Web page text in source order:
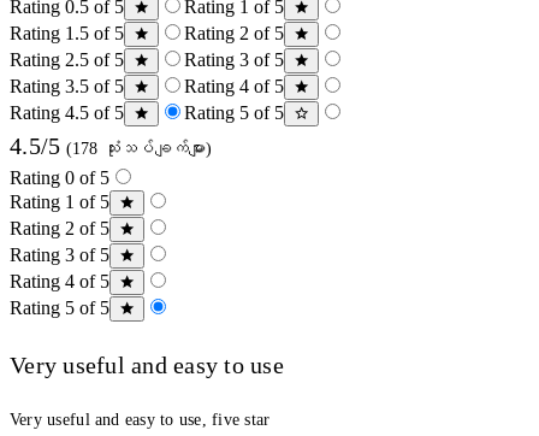
Rating 0.5 of 5
Rating 1 of 5
Rating 1.5 of 5
Rating 2 of 5
Rating 2.5 of 5
Rating 3 of 5
Rating 3.5 of 5
Rating 4 of 5
Rating 4.5 of 5
Rating 5 of 5
4.5/5 (178 သုံးသပ်ချက်များ)
Rating 0 of 5
Rating 1 of 5
Rating 2 of 5
Rating 3 of 5
Rating 4 of 5
Rating 5 of 5
Very useful and easy to use
Very useful and easy to use, five star